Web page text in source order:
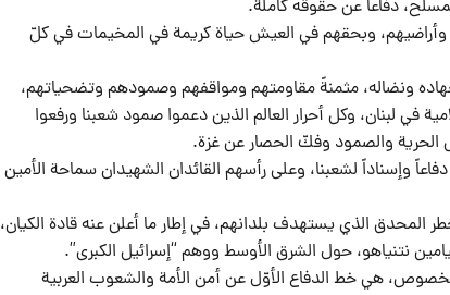
دفاعاً عن حقوقه كاملة.
وبحقهم في العيش حياة كريمة في المخيمات في كلّ
ونضاله، مثمنةً مقاومتهم ومواقفهم وصمودهم وتضحياتهم،
في لبنان، وكل أحرار العالم الذين دعموا صمود شعبنا ورفعوا
الحرية والصمود وفكّ الحصار عن غزة.
وإسناداً لشعبنا، وعلى رأسهم القائدان الشهيدان سماحة الأمين
المحدق الذي يستهدف بلدانهم، في إطار ما أعلن عنه قادة الكيان،
نتنياهو، حول الشرق الأوسط ووهم “إسرائيل الكبرى”.
هي خط الدفاع الأوّل عن أمن الأمة والشعوب العربية